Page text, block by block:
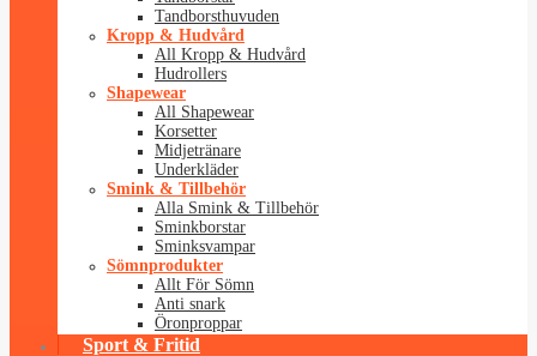
Tandborsthuvuden
Kropp & Hudvård
All Kropp & Hudvård
Hudrollers
Shapewear
All Shapewear
Korsetter
Midjetränare
Underkläder
Smink & Tillbehör
Alla Smink & Tillbehör
Sminkborstar
Sminksvampar
Sömnprodukter
Allt För Sömn
Anti snark
Öronproppar
Sport & Fritid